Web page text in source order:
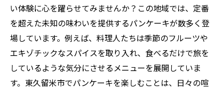
い体験に心を躍らせてみませんか？この地域では、定番
を超えた未知の味わいを提供するパンケーキが数多く登
場しています。例えば、料理人たちは季節のフルーツや
エキゾチックなスパイスを取り入れ、食べるだけで旅を
しているような気分にさせるメニューを展開していま
す。東久留米市でパンケーキを楽しむことは、日々の喧